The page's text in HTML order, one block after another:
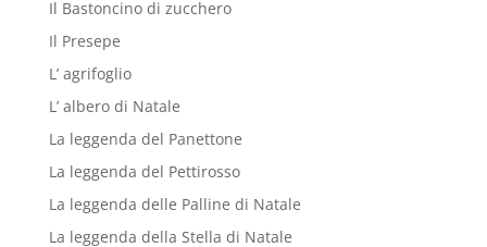
Il Bastoncino di zucchero
Il Presepe
L’ agrifoglio
L’ albero di Natale
La leggenda del Panettone
La leggenda del Pettirosso
La leggenda delle Palline di Natale
La leggenda della Stella di Natale